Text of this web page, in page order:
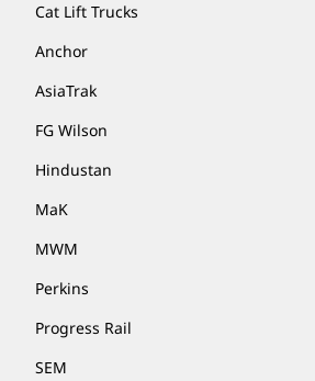
Cat Lift Trucks
Anchor
AsiaTrak
FG Wilson
Hindustan
MaK
MWM
Perkins
Progress Rail
SEM